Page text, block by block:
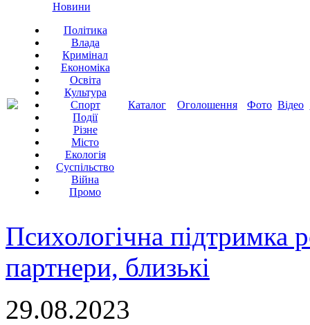
Новини
Політика
Влада
Кримінал
Економіка
Освіта
Культура
Спорт
Події
Різне
Місто
Екологія
Суспільство
Війна
Промо
Каталог Оголошення Фото Відео
Психологічна підтримка
партнери, близькі
29.08.2023